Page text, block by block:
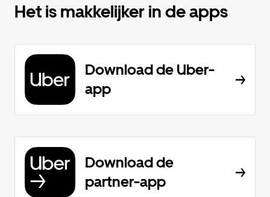
Het is makkelijker in de apps
Download de Uber-
app
Download de
partner-app